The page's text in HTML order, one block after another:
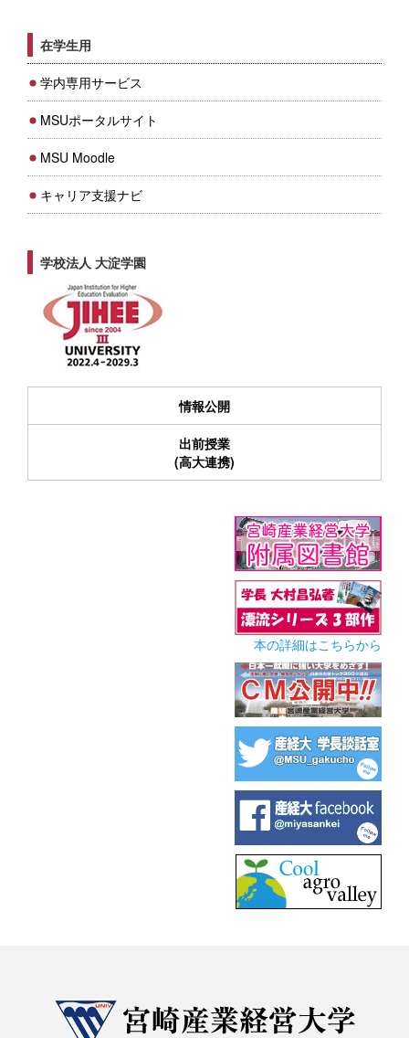
在学生用
学内専用サービス
MSUポータルサイト
MSU Moodle
キャリア支援ナビ
学校法人 大淀学園
情報公開
出前授業
(高大連携)
本の詳細はこちらから